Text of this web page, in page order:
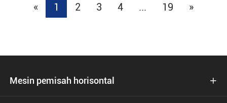
« 1 2 3 4 ... 19 »
Mesin pemisah horisontal 